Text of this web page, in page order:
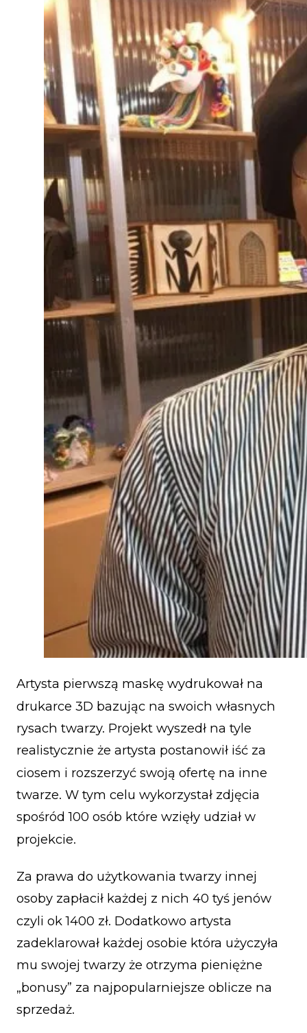
Artysta pierwszą maskę wydrukował na
drukarce 3D bazując na swoich własnych
rysach twarzy. Projekt wyszedł na tyle
realistycznie że artysta postanowił iść za
ciosem i rozszerzyć swoją ofertę na inne
twarze. W tym celu wykorzystał zdjęcia
spośród 100 osób które wzięły udział w
projekcie.
Za prawa do użytkowania twarzy innej
osoby zapłacił każdej z nich 40 tyś jenów
czyli ok 1400 zł. Dodatkowo artysta
zadeklarował każdej osobie która użyczyła
mu swojej twarzy że otrzyma pieniężne
„bonusy” za najpopularniejsze oblicze na
sprzedaż.